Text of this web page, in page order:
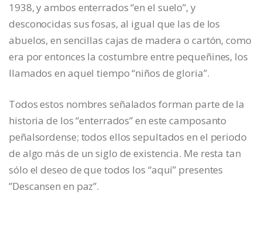
1938, y ambos enterrados “en el suelo”, y
desconocidas sus fosas, al igual que las de los
abuelos, en sencillas cajas de madera o cartón, como
era por entonces la costumbre entre pequeñines, los
llamados en aquel tiempo “niños de gloria”.
Todos estos nombres señalados forman parte de la
historia de los “enterrados” en este camposanto
peñalsordense; todos ellos sepultados en el periodo
de algo más de un siglo de existencia. Me resta tan
sólo el deseo de que todos los “aquí” presentes
”Descansen en paz”.